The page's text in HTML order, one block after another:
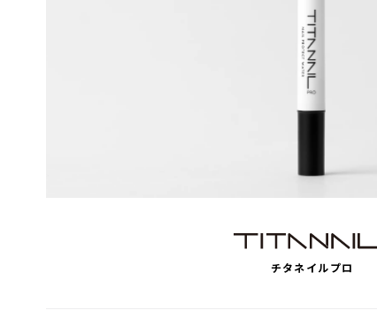
チタネイルプロ